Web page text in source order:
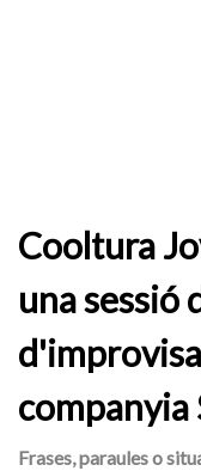
Cooltura
una sessió
companyia
Frases, paraules o